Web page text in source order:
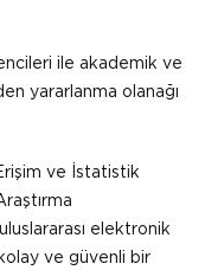
ile akademik ve
yararlanma olanağı
ve İstatistik
elektronik
kolay ve güvenli bir